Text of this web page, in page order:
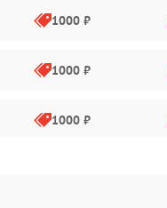
1000 ₽
1000 ₽
1000 ₽